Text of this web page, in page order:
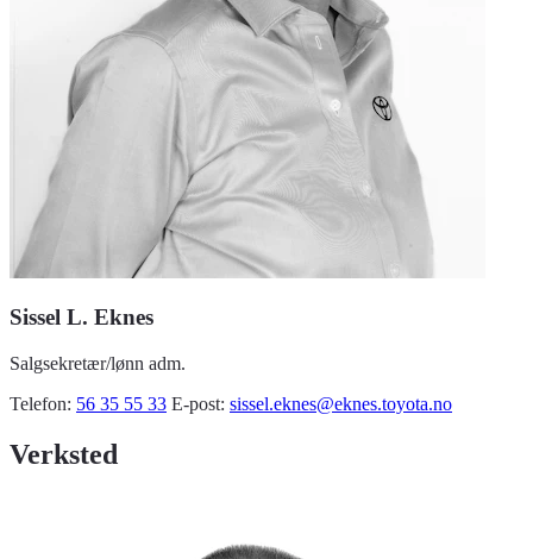
Sissel L. Eknes
Salgsekretær/lønn adm.
Telefon: 56 35 55 33 E-post: sissel.eknes@eknes.toyota.no
Verksted